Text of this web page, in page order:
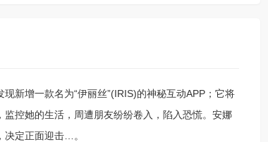
新增一款名为“伊丽丝”(IRIS)的神秘互动APP；它将
控她的生活，周遭朋友纷纷卷入，陷入恐慌。安娜
决定正面迎击…。